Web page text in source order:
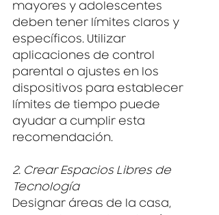
mayores y adolescentes
deben tener límites claros y
específicos. Utilizar
aplicaciones de control
parental o ajustes en los
dispositivos para establecer
límites de tiempo puede
ayudar a cumplir esta
recomendación.
2. Crear Espacios Libres de
Tecnología
Designar áreas de la casa,